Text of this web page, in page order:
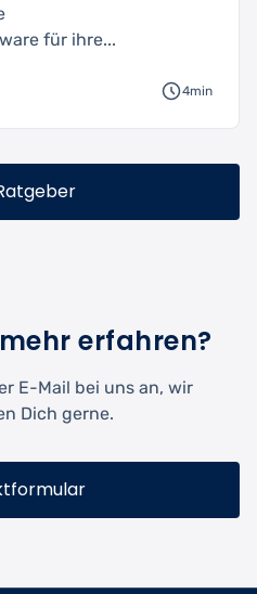
für ihre...
4min
erfahren?
E-Mail bei uns an, wir
Dich gerne.